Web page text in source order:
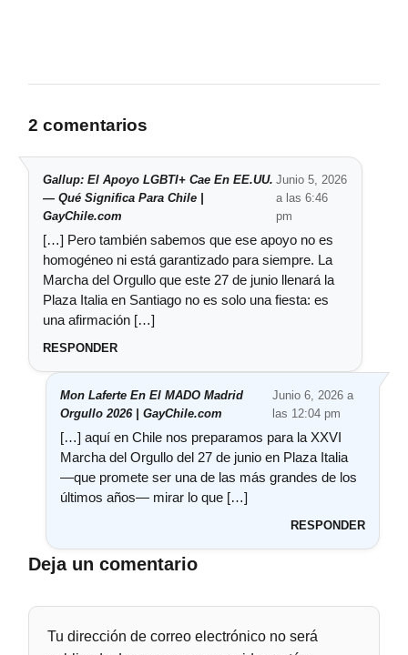
2 comentarios
Gallup: El Apoyo LGBTI+ Cae En EE.UU.
— Qué Significa Para Chile |
GayChile.com
Junio 5, 2026
a las 6:46
pm
[…] Pero también sabemos que ese apoyo no es
homogéneo ni está garantizado para siempre. La
Marcha del Orgullo que este 27 de junio llenará la
Plaza Italia en Santiago no es solo una fiesta: es
una afirmación […]
RESPONDER
Mon Laferte En El MADO Madrid
Orgullo 2026 | GayChile.com
Junio 6, 2026 a
las 12:04 pm
[…] aquí en Chile nos preparamos para la XXVI
Marcha del Orgullo del 27 de junio en Plaza Italia
—que promete ser una de las más grandes de los
últimos años— mirar lo que […]
RESPONDER
Deja un comentario
Tu dirección de correo electrónico no será